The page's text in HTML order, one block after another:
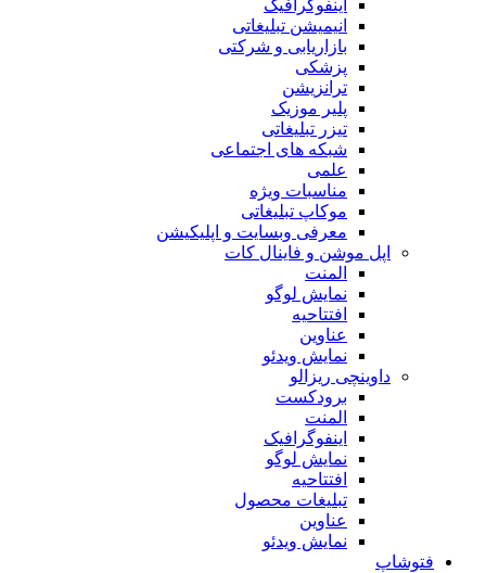
اینفوگرافیک
انیمیشن تبلیغاتی
بازاریابی و شرکتی
پزشکی
ترانزیشن
پلیر موزیک
تیزر تبلیغاتی
شبکه های اجتماعی
علمی
مناسبات ویژه
موکاپ تبلیغاتی
معرفی وبسایت و اپلیکیشن
اپل موشن و فاینال کات
المنت
نمایش لوگو
افتتاحیه
عناوین
نمایش ویدئو
داوینچی ریزالو
برودکست
المنت
اینفوگرافیک
نمایش لوگو
افتتاحیه
تبلیغات محصول
عناوین
نمایش ویدئو
فتوشاپ